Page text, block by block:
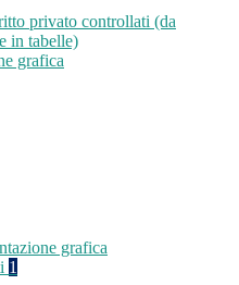
privato controllati (da
in tabelle)
grafica
grafica
1